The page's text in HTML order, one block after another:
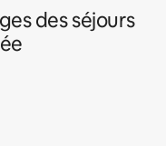
des séjours